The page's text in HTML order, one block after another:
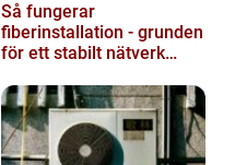
Så fungerar
fiberinstallation - grunden
för ett stabilt nätverk